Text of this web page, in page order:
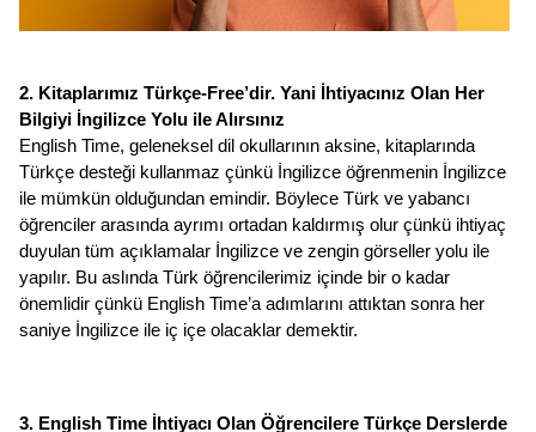
2. Kitaplarımız Türkçe-Free’dir. Yani İhtiyacınız Olan Her
Bilgiyi İngilizce Yolu ile Alırsınız
English Time, geleneksel dil okullarının aksine, kitaplarında
Türkçe desteği kullanmaz çünkü İngilizce öğrenmenin İngilizce
ile mümkün olduğundan emindir. Böylece Türk ve yabancı
öğrenciler arasında ayrımı ortadan kaldırmış olur çünkü ihtiyaç
duyulan tüm açıklamalar İngilizce ve zengin görseller yolu ile
yapılır. Bu aslında Türk öğrencilerimiz içinde bir o kadar
önemlidir çünkü English Time’a adımlarını attıktan sonra her
saniye İngilizce ile iç içe olacaklar demektir.
3. English Time İhtiyacı Olan Öğrencilere Türkçe Derslerde